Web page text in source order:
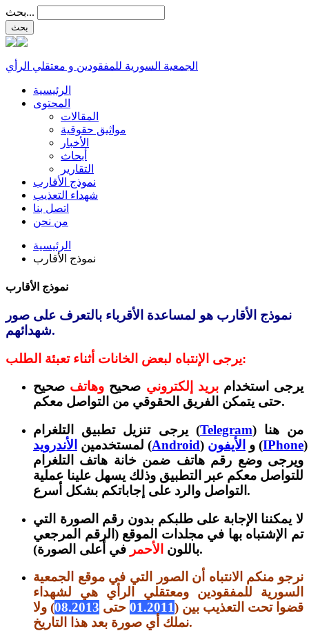
بحث...
الجمعية السورية للمفقودين و معتقلي الرأي
الرئيسية
المحتوى
المقالات
مواثيق حقوقية
الأخبار
أبحاث
التقارير
نموذج الأقارب
شهداء التعذيب
اتصل بنا
من نحن
الرئيسية
نموذج الأقارب
نموذج الأقارب
نموذج الأقارب هو لمساعدة الأقرباء بالتعرف على صور
شهدائهم.
يرجى الإنتباه لبعض الخانات أثناء تعبئة الطلب:
يرجى استخدامبريد إلكتروني صحيح وهاتف صحيح
حتى يتمكن الفريق الحقوقي من التواصل معكم.
يرجى تنزيل تطبيق التلغرام (Telegram) من هنا
لمستخدمين الأندرويد (Android ) و الأيفون (IPhone
ويرجى وضع رقم هاتف ضمن خانة هاتف التلغرام
للتواصل معكم عبر التطبيق وذلك يسهل علينا عملية
التواصل والرد على إجاباتكم بشكل أسرع.
لا يمكننا الإجابة على طلبكم بدون رقم الصورة التي
تم الإشتباه بها في مجلدات الموقع (الرقم المرجعي
باللون الأحمر في أعلى الصورة
).
نرجو منكم الانتباه أن الصور التي في موقع الجمعية
السورية للمفقودين ومعتقلي الرأي هي لشهداء
قضوا تحت التعذيب بين (01.2011 حتى 08.2013) ولا
نملك أي صورة بعد هذا التاريخ.